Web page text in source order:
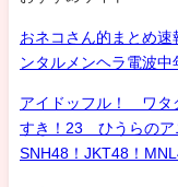
おネコさん的まとめ
ンタルメンヘラ電波
アイドッフル！ ワタ
すき！23 ひうらのア
SNH48！JKT48！